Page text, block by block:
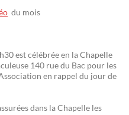
du mois
est célébrée en la Chapelle
140 rue du Bac pour les
en rappel du jour de
dans la Chapelle les